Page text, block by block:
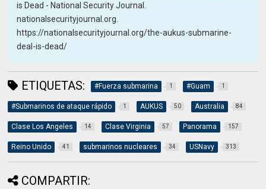
is Dead - National Security Journal.
nationalsecurityjournal.org.
https://nationalsecurityjournal.org/the-aukus-submarine-
deal-is-dead/
ETIQUETAS: #Fuerza submarina 1 #Guam 1
#Submarinos de ataque rápido 1 AUKUS 50 Australia 84
Clase Los Angeles 14 Clase Virginia 57 Panorama 157
Reino Unido 41 submarinos nucleares 34 USNavy 313
COMPARTIR: